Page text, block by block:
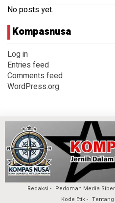
No posts yet.
Kompasnusa
Log in
Entries feed
Comments feed
WordPress.org
Redaksi Pedoman Media Siber
Kode Etik